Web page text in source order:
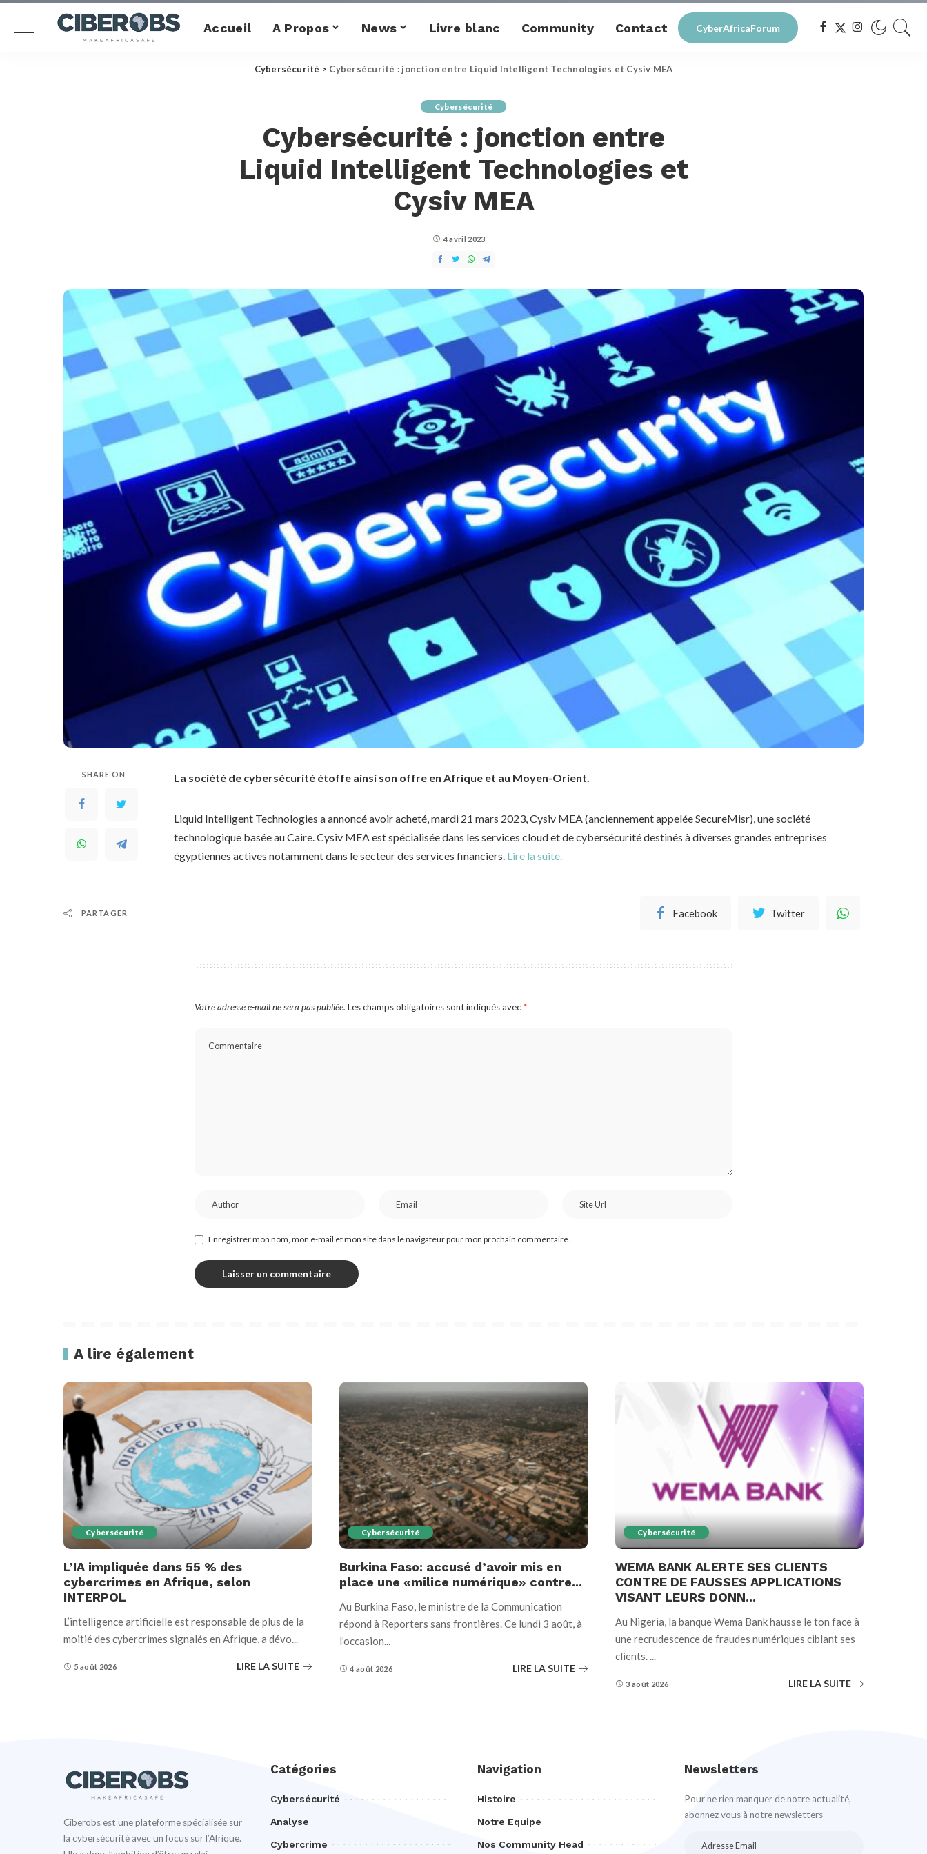
Accueil A Propos News Livre blanc Community Contact CyberAfricaForum
Cybersécurité > Cybersécurité : jonction entre Liquid Intelligent Technologies et Cysiv MEA
Cybersécurité
Cybersécurité : jonction entre
Liquid Intelligent Technologies et
Cysiv MEA
4 avril 2023
SHARE ON La société de cybersécurité étoffe ainsi son offre en Afrique et au Moyen-Orient.
Liquid Intelligent Technologies a annoncé avoir acheté, mardi 21 mars 2023, Cysiv MEA (anciennement appelée SecureMisr), une société
technologique basée au Caire. Cysiv MEA est spécialisée dans les services cloud et de cybersécurité destinés à diverses grandes entreprises
égyptiennes actives notamment dans le secteur des services financiers. Lire la suite.
PARTAGER Facebook Twitter
Votre adresse e-mail ne sera pas publiée. Les champs obligatoires sont indiqués avec *
Enregistrer mon nom, mon e-mail et mon site dans le navigateur pour mon prochain commentaire.
A lire également
Cybersécurité
L’IA impliquée dans 55 % des
cybercrimes en Afrique, selon
INTERPOL
L’intelligence artificielle est responsable de plus de la
moitié des cybercrimes signalés en Afrique, a dévo...
5 août 2026 LIRE LA SUITE
Cybersécurité
Burkina Faso: accusé d’avoir mis en
place une «milice numérique» contre...
Au Burkina Faso, le ministre de la Communication
répond à Reporters sans frontières. Ce lundi 3 août, à
l’occasion...
4 août 2026 LIRE LA SUITE
Cybersécurité
WEMA BANK ALERTE SES CLIENTS
CONTRE DE FAUSSES APPLICATIONS
VISANT LEURS DONN...
Au Nigeria, la banque Wema Bank hausse le ton face à
une recrudescence de fraudes numériques ciblant ses
clients....
3 août 2026 LIRE LA SUITE
Ciberobs est une plateforme spécialisée sur
la cybersécurité avec un focus sur l’Afrique.
Catégories
Cybersécurité
Analyse
Cybercrime
Navigation
Histoire
Notre Equipe
Nos Community Head
Newsletters
Pour ne rien manquer de notre actualité,
abonnez vous à notre newsletters